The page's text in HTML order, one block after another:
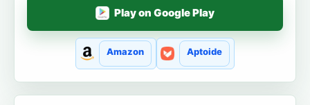
Play on Google Play
Amazon Aptoide